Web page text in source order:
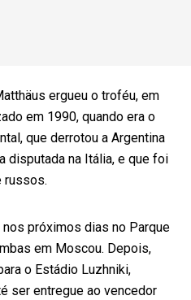
ergueu o troféu, em
em 1990, quando era o
que derrotou a Argentina
disputada na Itália, e que foi
russos.
próximos dias no Parque
em Moscou. Depois,
o Estádio Luzhniki,
ser entregue ao vencedor